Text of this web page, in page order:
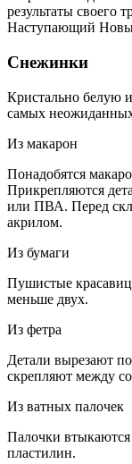
результаты своего
Наступающий
Снежинки
Кристально белую
самых
Из макарон
Понадобятся
Прикрепляются
или ПВА. Перед
акрилом.
Из бумаги
Пушистые
меньше двух.
Из фетра
Детали вырезают
скрепляют между
Из ватных палочек
Палочки
пластилин.